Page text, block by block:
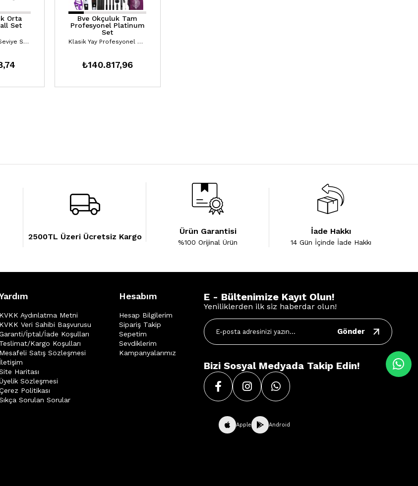
Orta
Set
Klasik Yay Orta Seviye Setler
Bve Okçuluk Tam
Profesyonel Platinum
Set
Klasik Yay Profesyonel Setler
₺140.817,96
2500TL Üzeri Ücretsiz Kargo
Ürün Garantisi
%100 Orijinal Ürün
İade Hakkı
14 Gün İçinde İade Hakkı
KVKK Aydınlatma Metni
KVKK Veri Sahibi Başvurusu
İptal/İade Koşulları
Teslimat/Kargo Koşulları
Mesafeli Satış Sözleşmesi
İletişim
Haritası
Sözleşmesi
Politikası
Sorulan Sorular
Hesabım
Hesap Bilgilerim
Sipariş Takip
Sepetim
Sevdiklerim
Kampanyalarımız
E - Bültenimize Kayıt Olun!
Yeniliklerden ilk siz haberdar olun!
Gönder
Bizi Sosyal Medyada Takip Edin!
Apple Android